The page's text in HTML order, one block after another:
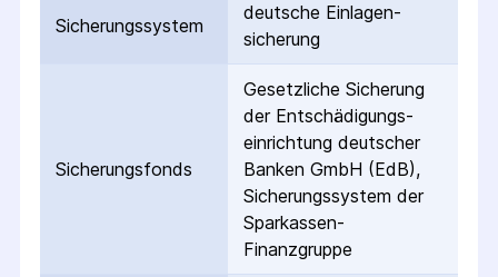
Sicherungs­system
deutsche Einlagen­
sicherung
Sicherungs­fonds
Gesetzliche Sicherung
der Entschädigungs­
einrichtung deutscher
Banken GmbH (EdB),
Sicherungssystem der
Sparkassen-
Finanzgruppe